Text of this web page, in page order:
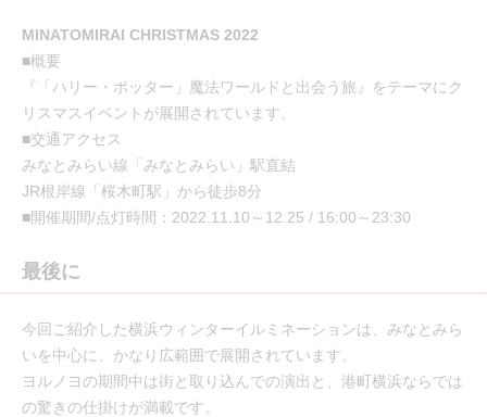
MINATOMIRAI CHRISTMAS 2022
■概要
『「ハリー・ポッター」魔法ワールドと出会う旅』をテーマにク
リスマスイベントが展開されています。
■交通アクセス
みなとみらい線「みなとみらい」駅直結
JR根岸線「桜木町駅」から徒歩8分
■開催期間/点灯時間：2022.11.10～12.25 / 16:00～23:30
最後に
今回ご紹介した横浜ウィンターイルミネーションは、みなとみら
いを中心に、かなり広範囲で展開されています。
ヨルノヨの期間中は街と取り込んでの演出と、港町横浜ならでは
の驚きの仕掛けが満載です。